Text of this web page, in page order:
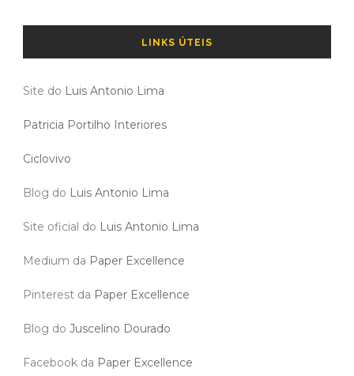
LINKS ÚTEIS
Site do Luis Antonio Lima
Patricia Portilho Interiores
Ciclovivo
Blog do Luis Antonio Lima
Site oficial do Luis Antonio Lima
Medium da Paper Excellence
Pinterest da Paper Excellence
Blog do Juscelino Dourado
Facebook da Paper Excellence